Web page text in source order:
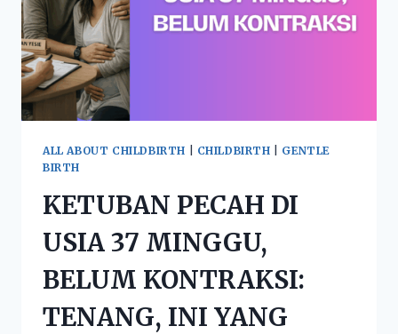
ALL ABOUT CHILDBIRTH CHILDBIRTH
GENTLE
BIRTH
KETUBAN PECAH DI
USIA 37 MINGGU,
BELUM KONTRAKSI:
TENANG, INI YANG